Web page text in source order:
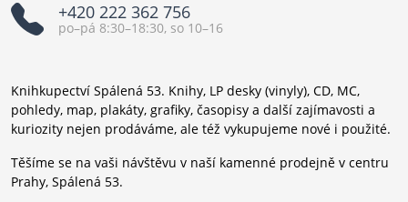
+420 222 362 756
po–pá 8:30–18:30, so 10–16
Knihkupectví Spálená 53. Knihy, LP desky (vinyly), CD, MC,
pohledy, map, plakáty, grafiky, časopisy a další zajímavosti a
kuriozity nejen prodáváme, ale též vykupujeme nové i použité.
Těšíme se na vaši návštěvu v naší kamenné prodejně v centru
Prahy, Spálená 53.